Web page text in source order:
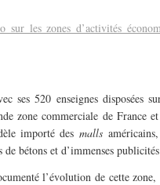
sur les zones d’activités
ses 520 enseignes disposées
zone commerciale de France
importé des mallsaméricains,
bétons et d’immenses
l’évolution de cette